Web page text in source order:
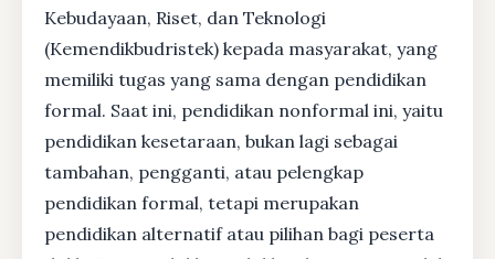
Kebudayaan, Riset, dan Teknologi
(Kemendikbudristek) kepada masyarakat, yang
memiliki tugas yang sama dengan pendidikan
formal. Saat ini, pendidikan nonformal ini, yaitu
pendidikan kesetaraan, bukan lagi sebagai
tambahan, pengganti, atau pelengkap
pendidikan formal, tetapi merupakan
pendidikan alternatif atau pilihan bagi peserta